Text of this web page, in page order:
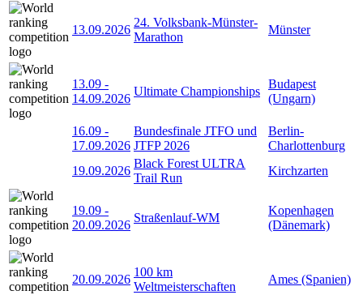
13.09.2026
24. Volksbank-Münster-
Marathon
Münster
13.09 -
14.09.2026
Ultimate Championships
Budapest
(Ungarn)
16.09 -
17.09.2026
Bundesfinale JTFO und
JTFP 2026
Berlin-
Charlottenburg
19.09.2026
Black Forest ULTRA
Trail Run
Kirchzarten
19.09 -
20.09.2026
Straßenlauf-WM
Kopenhagen
(Dänemark)
20.09.2026
100 km
Weltmeisterschaften
Ames (Spanien)